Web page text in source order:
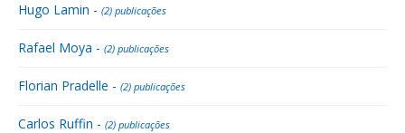
Hugo Lamin - (2) publicações
Rafael Moya - (2) publicações
Florian Pradelle - (2) publicações
Carlos Ruffin - (2) publicações